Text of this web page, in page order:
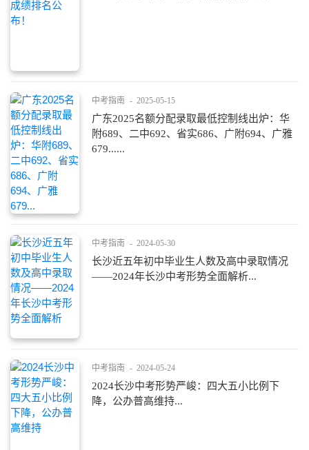
中考指南 - 2025-05-15
广东2025名额分配录取最低控制线出炉：华
附689、二中692、省实686、广附694、广雅
679......
中考指南 - 2024-05-30
长沙近五年初中毕业生人数及高中录取情况
——2024年长沙中考形势全面解析...
中考指南 - 2024-05-24
2024长沙中考形势严峻：四大五小比例下
降，公办普高维持...